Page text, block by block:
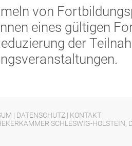
von
eines gültigen
der
| DATENSCHUTZ | KONTAKT
SCHLESWIG-HOLSTEIN,